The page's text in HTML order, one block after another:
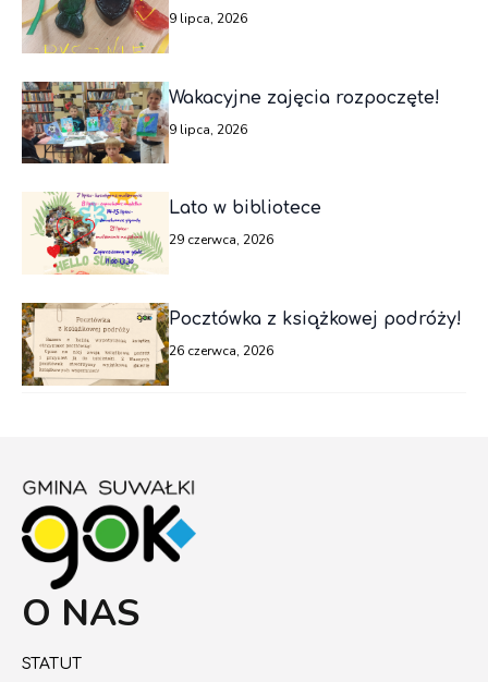
9 lipca, 2026
Wakacyjne zajęcia rozpoczęte!
9 lipca, 2026
Lato w bibliotece
29 czerwca, 2026
Pocztówka z książkowej podróży!
26 czerwca, 2026
O NAS
STATUT